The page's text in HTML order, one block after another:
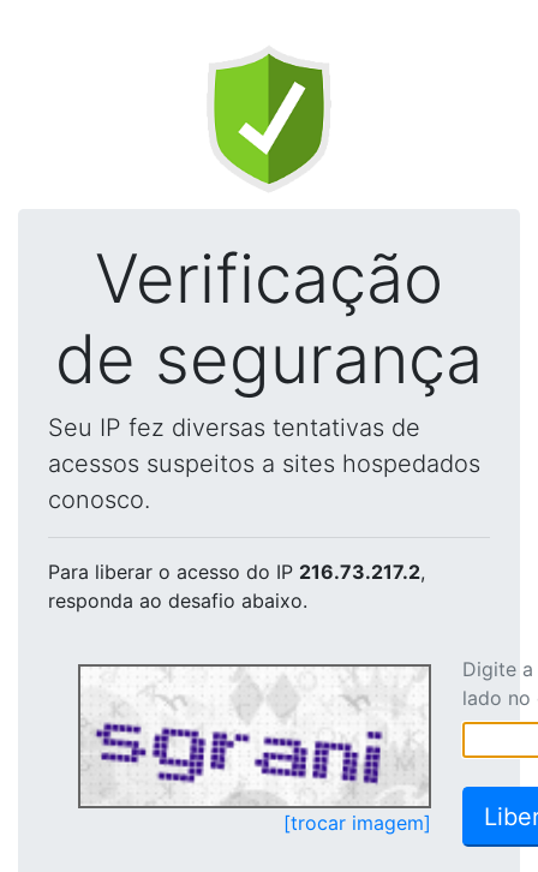
Verificação
de segurança
Seu IP fez diversas tentativas de
acessos suspeitos a sites hospedados
conosco.
Para liberar o acesso do IP 216.73.217.2,
responda ao desafio abaixo.
[trocar imagem]
Digite
lado no